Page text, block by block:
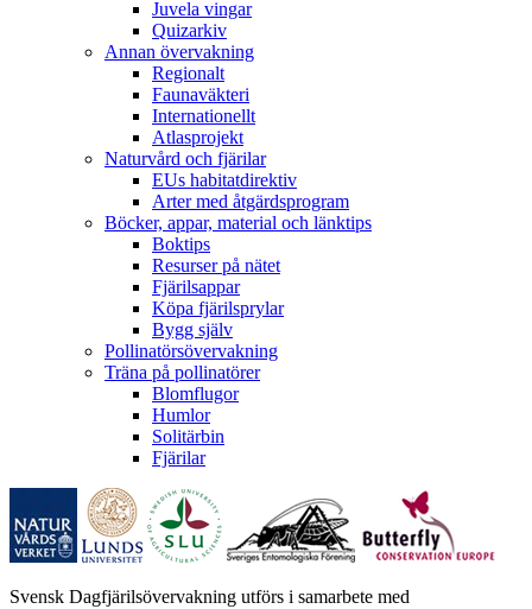
Juvela vingar
Quizarkiv
Annan övervakning
Regionalt
Faunaväkteri
Internationellt
Atlasprojekt
Naturvård och fjärilar
EUs habitatdirektiv
Arter med åtgärdsprogram
Böcker, appar, material och länktips
Boktips
Resurser på nätet
Fjärilsappar
Köpa fjärilsprylar
Bygg själv
Pollinatörsövervakning
Träna på pollinatörer
Blomflugor
Humlor
Solitärbin
Fjärilar
Svensk Dagfjärilsövervakning utförs i samarbete med